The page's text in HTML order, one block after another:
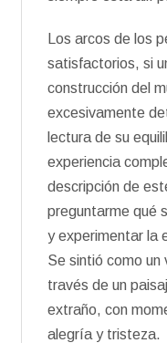
Los arcos de los
satisfactorios, si
construcción del
excesivamente
lectura de su
experiencia
descripción de
preguntarme qué
y experimentar la
Se sintió como un
través de un
extraño, con
alegría y tristeza.